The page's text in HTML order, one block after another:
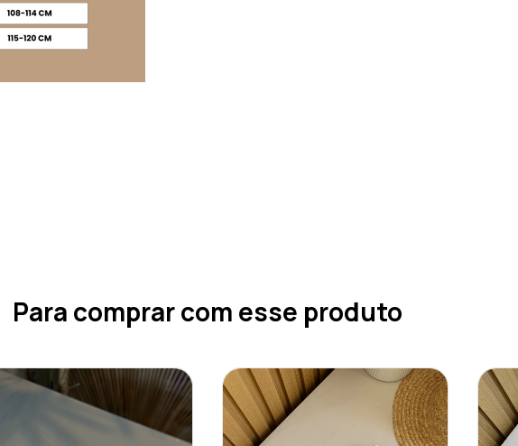
Para comprar com esse produto